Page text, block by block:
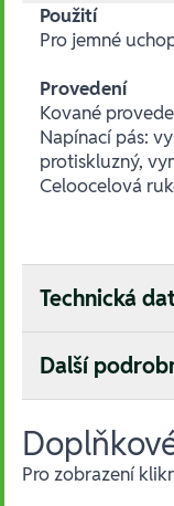
Použití
Pro jemné
Provedení
Kované
Napínací pás:
protiskluzný,
Celoocelová
Technická
Další
Pro zobrazení